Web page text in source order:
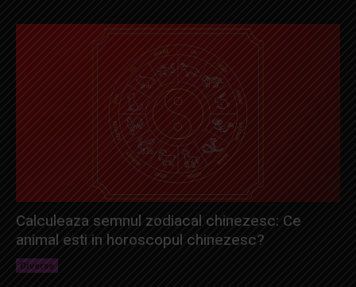
Calculeaza semnul zodiacal chinezesc: Ce
animal esti in horoscopul chinezesc?
Diverse